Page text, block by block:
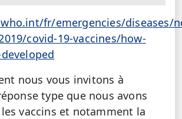
fr/emergencies/diseases/
covid-19-vaccines/how-
nous vous invitons à
type que nous avons
vaccins et notamment la